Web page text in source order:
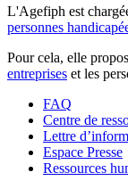
L'Agefiph est
personnes
Pour cela, elle
entreprises et les
FAQ
Centre de
Lettre
Espace Presse
Ressources